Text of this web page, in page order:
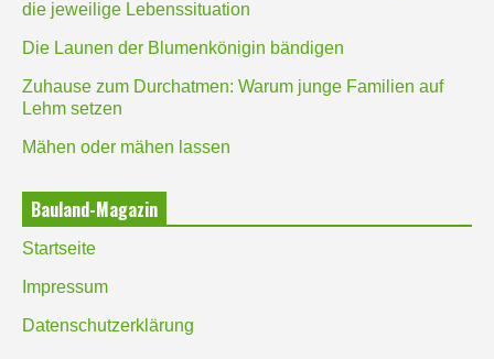
die jeweilige Lebenssituation
Die Launen der Blumenkönigin bändigen
Zuhause zum Durchatmen: Warum junge Familien auf
Lehm setzen
Mähen oder mähen lassen
Bauland-Magazin
Startseite
Impressum
Datenschutzerklärung